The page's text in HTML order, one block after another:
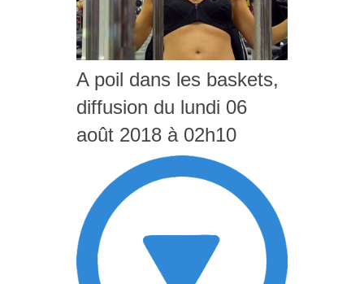
A poil dans les baskets,
diffusion du lundi 06
août 2018 à 02h10